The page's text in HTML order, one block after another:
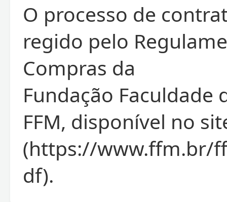
O processo de
regido pelo
Compras da
Fundação Faculdade
FFM, disponível no
(https://www.ffm.br/
df).